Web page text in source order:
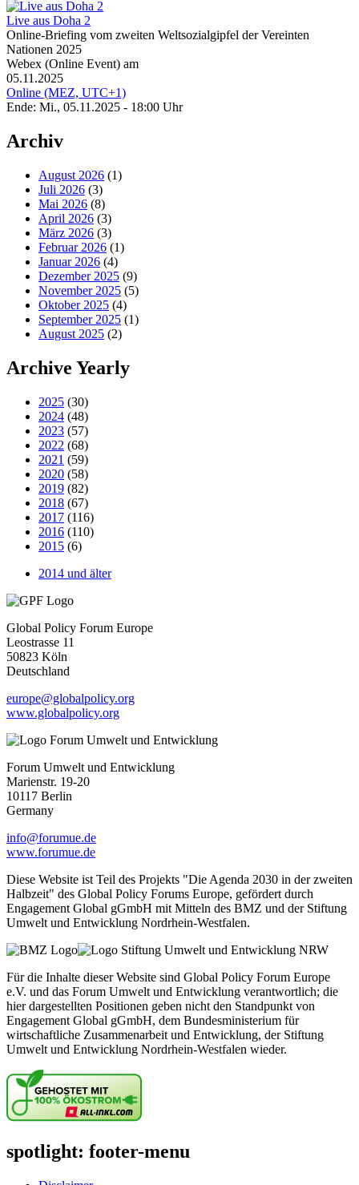
Live aus Doha 2
Online-Briefing vom zweiten Weltsozialgipfel der Vereinten
Nationen 2025
Webex (Online Event) am
05.11.2025
Online (MEZ, UTC+1)
Ende: Mi., 05.11.2025 - 18:00 Uhr
Archiv
August 2026 (1)
Juli 2026 (3)
Mai 2026 (8)
April 2026 (3)
März 2026 (3)
Februar 2026 (1)
Januar 2026 (4)
Dezember 2025 (9)
November 2025 (5)
Oktober 2025 (4)
September 2025 (1)
August 2025 (2)
Archive Yearly
2025 (30)
2024 (48)
2023 (57)
2022 (68)
2021 (59)
2020 (58)
2019 (82)
2018 (67)
2017 (116)
2016 (110)
2015 (6)
2014 und älter
Global Policy Forum Europe
Leostrasse 11
50823 Köln
Deutschland
europe@globalpolicy.org
www.globalpolicy.org
Forum Umwelt und Entwicklung
Marienstr. 19-20
10117 Berlin
Germany
info@forumue.de
www.forumue.de
Diese Website ist Teil des Projekts "Die Agenda 2030 in der zweiten
Halbzeit" des Global Policy Forums Europe, gefördert durch
Engagement Global gGmbH mit Mitteln des BMZ und der Stiftung
Umwelt und Entwicklung Nordrhein-Westfalen.
Für die Inhalte dieser Website sind Global Policy Forum Europe
e.V. und das Forum Umwelt und Entwicklung verantwortlich; die
hier dargestellten Positionen geben nicht den Standpunkt von
Engagement Global gGmbH, dem Bundesministerium für
wirtschaftliche Zusammenarbeit und Entwicklung, der Stiftung
Umwelt und Entwicklung Nordrhein-Westfalen wieder.
spotlight: footer-menu